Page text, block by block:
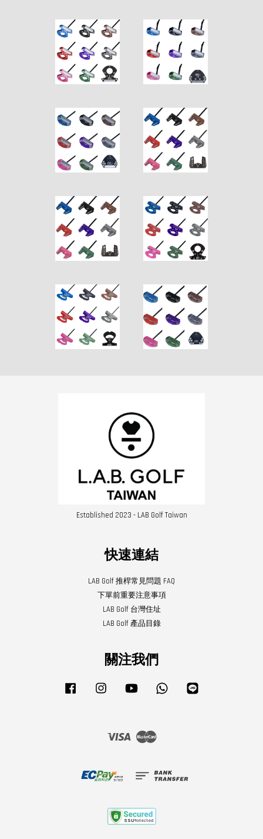
Established 2023 - LAB Golf Taiwan
快速連結
LAB Golf 推桿常見問題 FAQ
下單前重要注意事項
LAB Golf 台灣住址
LAB Golf 產品目錄
關注我們
Facebook Instagram YouTube Whatsapp
Visa Master